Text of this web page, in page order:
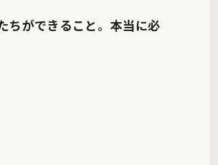
ちができること。本当に必